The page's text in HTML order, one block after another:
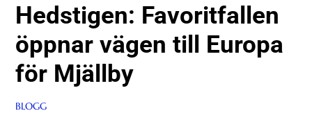
Hedstigen: Favoritfallen
öppnar vägen till Europa
för Mjällby
BLOGG